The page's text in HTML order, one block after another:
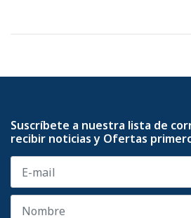
Suscríbete a nuestra lista de
recibir noticias y Ofertas